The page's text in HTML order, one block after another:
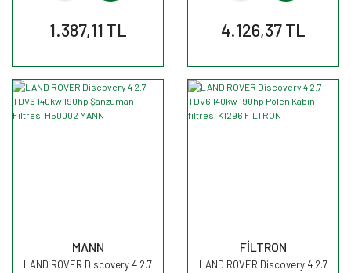
1.387,11 TL 4.126,37 TL
MANN
LAND ROVER Discovery 4 2.7
FİLTRON
LAND ROVER Discovery 4 2.7